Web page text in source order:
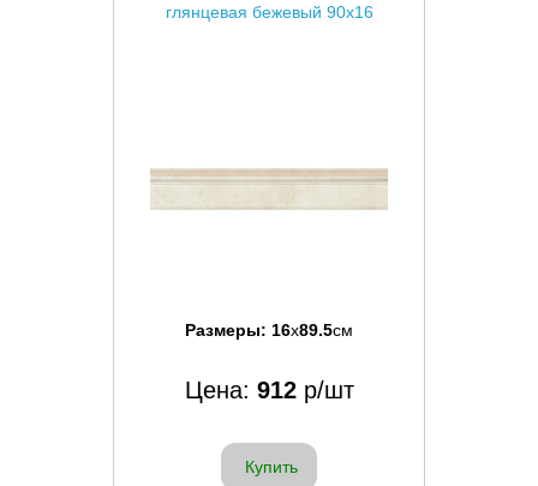
глянцевая бежевый 90x16
Размеры: 16x89.5см
Цена: 912р/шт
Купить